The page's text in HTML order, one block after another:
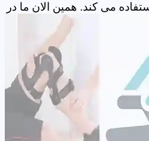
می کند. همین الان ما در